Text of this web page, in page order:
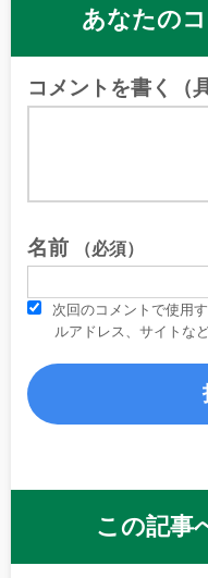
あなたの
コメントを書く（
名前 （必須）
次回のコメントで使用
ルアドレス、サイトな
この記事